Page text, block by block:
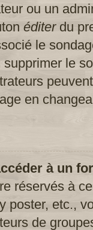
ou un
éditerdu
le
le
en
à un
réservés à
poster, etc.,
de